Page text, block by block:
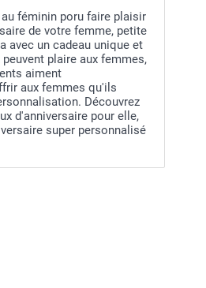
féminin poru faire plaisir
de votre femme, petite
avec un cadeau unique et
plaire aux femmes,
aiment
aux femmes qu'ils
Découvrez
d'anniversaire pour elle,
super personnalisé